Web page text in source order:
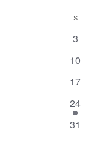
SSEXTA-
0
3
0
10
0
17
1
evento
24
0
31